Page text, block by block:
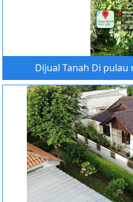
Dijual Tanah Di